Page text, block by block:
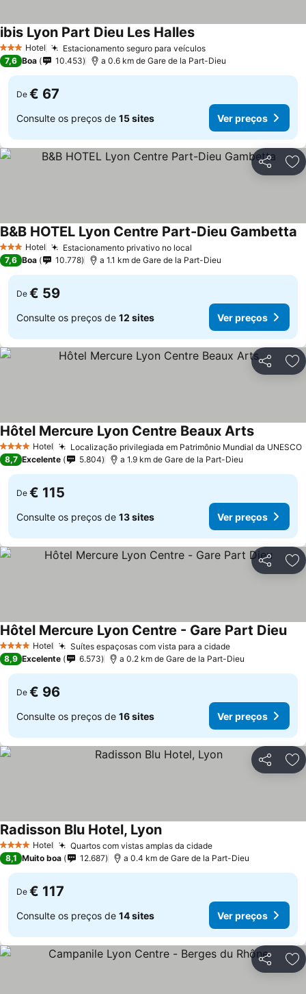
3 EstrelasHotel Estacionamento seguro para veículos
ibis Lyon Part Dieu Les Halles
7,6 Boa 10.453 a 0.6 km de Gare de la Part-Dieu
De € 67
Consulte os preços de 15 sites Ver preços
Partilhar
3 EstrelasHotel Estacionamento privativo no local
B&B HOTEL Lyon Centre Part-Dieu Gambetta
7,6 Boa 10.778 a 1.1 km de Gare de la Part-Dieu
De € 59
Consulte os preços de 12 sites Ver preços
Partilhar
4 EstrelasHotel Localização privilegiada em Patrimônio Mundial da UNESCO
Hôtel Mercure Lyon Centre Beaux Arts
8,7 Excelente 5.804 a 1.9 km de Gare de la Part-Dieu
De € 115
Consulte os preços de 13 sites Ver preços
Partilhar
4 EstrelasHotel Suítes espaçosas com vista para a cidade
Hôtel Mercure Lyon Centre - Gare Part Dieu
8,9 Excelente 6.573 a 0.2 km de Gare de la Part-Dieu
De € 96
Consulte os preços de 16 sites Ver preços
Partilhar
4 EstrelasHotel Quartos com vistas amplas da cidade
Radisson Blu Hotel, Lyon
8,1 Muito boa 12.687 a 0.4 km de Gare de la Part-Dieu
De € 117
Consulte os preços de 14 sites Ver preços
Partilhar